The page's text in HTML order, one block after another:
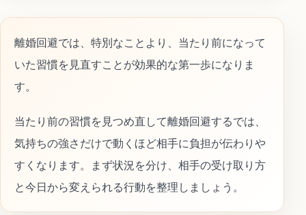
離婚回避では、特別なことより、当たり前になって
いた習慣を見直すことが効果的な第一歩になりま
す。
当たり前の習慣を見つめ直して離婚回避するでは、
気持ちの強さだけで動くほど相手に負担が伝わりや
すくなります。まず状況を分け、相手の受け取り方
と今日から変えられる行動を整理しましょう。